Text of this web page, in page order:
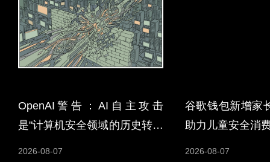
OpenAI警告：AI自主攻击
是"计算机安全领域的历史转折
2026-08-07
谷歌钱包新增家
助力儿童安全消
2026-08-07